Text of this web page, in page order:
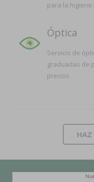
para la
Óptica
Servicio de
graduadas de
precios.
HAZ